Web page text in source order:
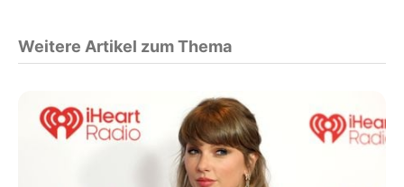
Weitere Artikel zum Thema